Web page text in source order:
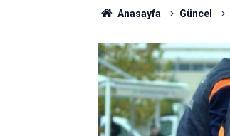
Anasayfa Güncel